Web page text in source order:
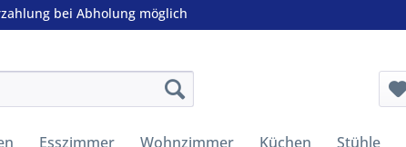
bei Abholung möglich
Esszimmer Wohnzimmer Küchen Stühle